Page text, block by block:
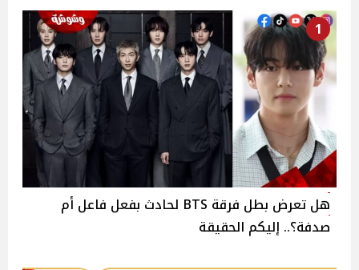
1
هل تعرض بطل فرقة BTS لحادث بفعل فاعل أم
صدفة؟.. إليكم الحقيقة